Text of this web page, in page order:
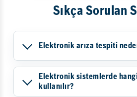
Sıkça Sorulan
Elektronik arıza tespiti
Elektronik sistemlerde
kullanılır?